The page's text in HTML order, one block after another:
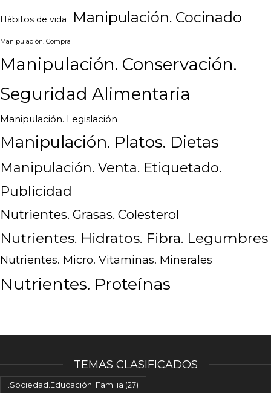
Hábitos de vida Manipulación. Cocinado
Manipulación. Compra
Manipulación. Conservación.
Seguridad Alimentaria
Manipulación. Legislación
Manipulación. Platos. Dietas
Manipulación. Venta. Etiquetado.
Publicidad
Nutrientes. Grasas. Colesterol
Nutrientes. Hidratos. Fibra. Legumbres
Nutrientes. Micro. Vitaminas. Minerales
Nutrientes. Proteínas
TEMAS CLASIFICADOS
.Sociedad.Educación. Familia (27)